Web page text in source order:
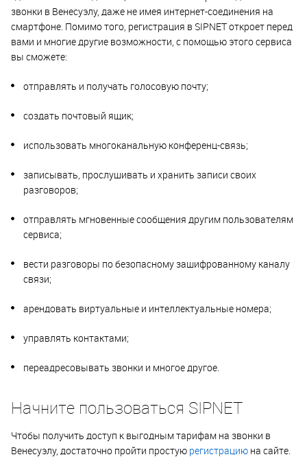
звонки в Венесуэлу, даже не имея интернет-соединения на
смартфоне. Помимо того, регистрация в SIPNET откроет перед
вами и многие другие возможности, с помощью этого сервиса
вы сможете:
отправлять и получать голосовую почту;
создать почтовый ящик;
использовать многоканальную конференц-связь;
записывать, прослушивать и хранить записи своих
разговоров;
отправлять мгновенные сообщения другим пользователям
сервиса;
вести разговоры по безопасному зашифрованному каналу
связи;
арендовать виртуальные и интеллектуальные номера;
управлять контактами;
переадресовывать звонки и многое другое.
Начните пользоваться SIPNET
Чтобы получить доступ к выгодным тарифам на звонки в
Венесуэлу, достаточно пройти простую регистрацию на сайте.